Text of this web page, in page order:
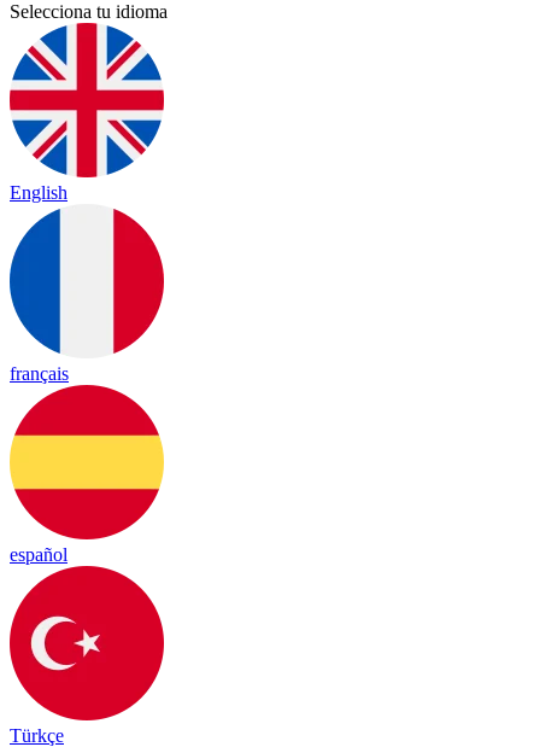
Selecciona tu idioma
English
français
español
Türkçe